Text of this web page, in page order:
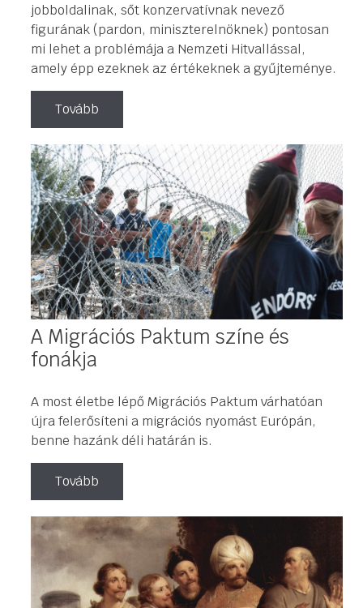
jobboldalinak, sőt konzervatívnak nevező
figurának (pardon, miniszterelnöknek) pontosan
mi lehet a problémája a Nemzeti Hitvallással,
amely épp ezeknek az értékeknek a gyűjteménye.
Tovább
A Migrációs Paktum színe és
fonákja
A most életbe lépő Migrációs Paktum várhatóan
újra felerősíteni a migrációs nyomást Európán,
benne hazánk déli határán is.
Tovább